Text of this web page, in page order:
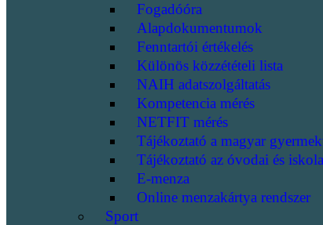
Fogadóóra
Alapdokumentumok
Fenntartói értékelés
Különös közzétételi lista
NAIH adatszolgáltatás
Kompetencia mérés
NETFIT mérés
Tájékoztató a magyar
Tájékoztató az óvodai és
E-menza
Online menzakártya rendszer
Sport